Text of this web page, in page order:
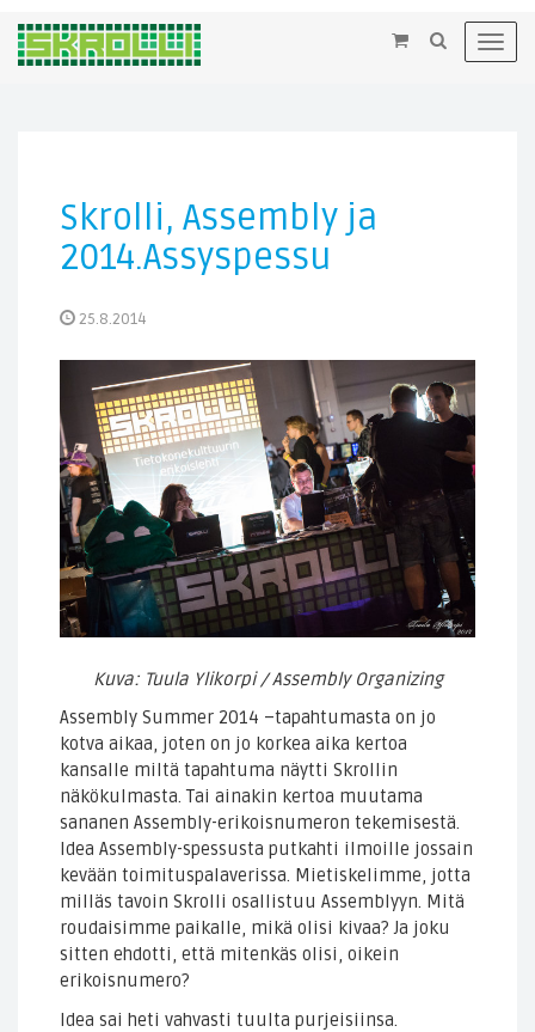
×
Skrolli, Assembly ja
2014.Assyspessu
25.8.2014
Kuva: Tuula Ylikorpi / Assembly Organizing
Assembly Summer 2014 –tapahtumasta on jo
kotva aikaa, joten on jo korkea aika kertoa
kansalle miltä tapahtuma näytti Skrollin
näkökulmasta. Tai ainakin kertoa muutama
sananen Assembly-erikoisnumeron tekemisestä.
Idea Assembly-spessusta putkahti ilmoille jossain
kevään toimituspalaverissa. Mietiskelimme, jotta
milläs tavoin Skrolli osallistuu Assemblyyn. Mitä
roudaisimme paikalle, mikä olisi kivaa? Ja joku
sitten ehdotti, että mitenkäs olisi, oikein
erikoisnumero?
Idea sai heti vahvasti tuulta purjeisiinsa.